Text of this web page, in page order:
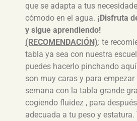
que se adapta a tus
cómodo en el agua. ¡Disfruta
y sigue aprendiendo!
(RECOMENDACIÓN): te
tabla ya sea con nuestra
puedes hacerlo pinchando
son muy caras y para empezar
semana con la tabla grande
cogiendo fluidez , para
adecuada a tu peso y estatura.